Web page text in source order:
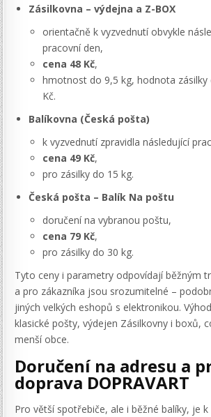
Zásilkovna – výdejna a Z-BOX
orientačně k vyzvednutí obvykle
pracovní den,
cena 48 Kč,
hmotnost do 9,5 kg, hodnota zásilky
Kč.
Balíkovna (Česká pošta)
k vyzvednutí zpravidla následující
cena 49 Kč,
pro zásilky do 15 kg.
Česká pošta – Balík Na poštu
doručení na vybranou poštu,
cena 79 Kč,
pro zásilky do 30 kg.
Tyto ceny i parametry odpovídají běžným
a pro zákazníka jsou srozumitelné –
jiných velkých eshopů s elektronikou.
klasické pošty, výdejen Zásilkovny i boxů,
menší obce.
Doručení na adresu a
doprava DOPRAVART
Pro větší spotřebiče, ale i běžné balíky, je